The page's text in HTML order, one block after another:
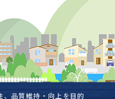
、品質維持・向上を目的